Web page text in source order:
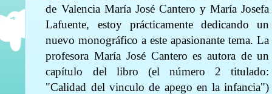
de Valencia María José Cantero y María Josefa
Lafuente, estoy prácticamente dedicando un
nuevo monográfico a este apasionante tema. La
profesora María José Cantero es autora de un
capítulo del libro (el número 2 titulado:
"Calidad del vinculo de apego en la infancia")